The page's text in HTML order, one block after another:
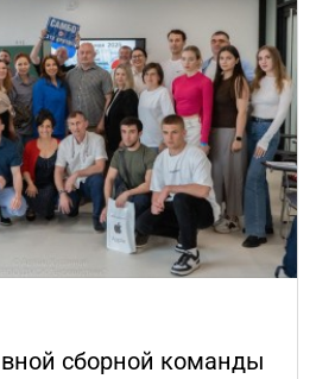
сборной команды